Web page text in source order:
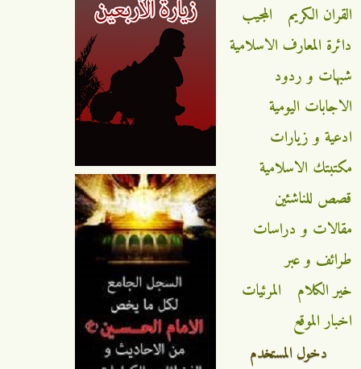
القران الكريم
المجيب
دائرة المعارف الاسلامية
شبهات و ردود
الاجابات اليومية
ادعية و زيارات
مكتبتك الاسلامية
قصص للناشئين
مقالات و دراسات
طرائف و عبر
خير الكلام
المرئيات
اخبار الموقع
دخول المستخدم